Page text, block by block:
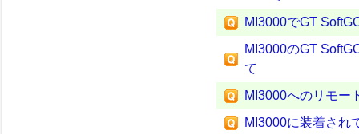
MI3000でGT
MI3000のGT
て
MI3000へのリモー
MI3000に装着され